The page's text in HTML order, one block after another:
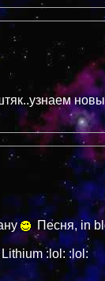
Песня, in
:lol: :lol: